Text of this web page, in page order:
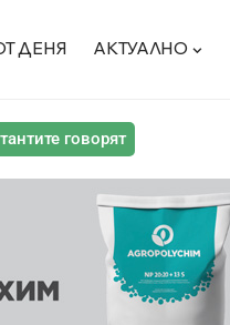
ДЕНЯ АКТУАЛНО
говорят